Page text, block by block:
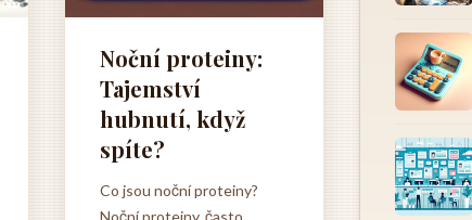
Noční proteiny:
Tajemství
hubnutí, když
spíte?
Co jsou noční proteiny?
Noční proteiny, často